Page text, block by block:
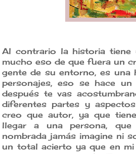
Al contrario la historia tiene
mucho eso de que fuera un
gente de su entorno, es una
personajes, eso se hace
después te vas
diferentes partes y
creo que autor, ya que
llegar a una persona,
nombrada jamás imagine ni
un total acierto ya que en